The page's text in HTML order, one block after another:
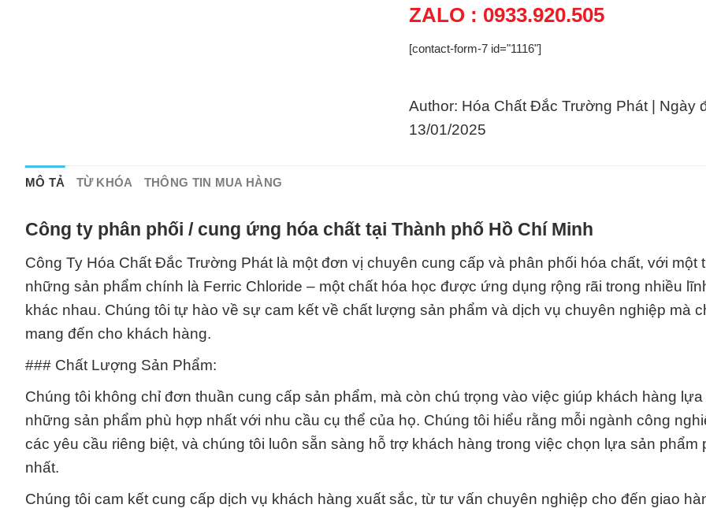
ZALO : 0933.920.505
[contact-form-7 id="1116"]
Author: Hóa Chất Đắc Trường Phát | Ngày
13/01/2025
MÔ TẢ TỪ KHÓA THÔNG TIN MUA HÀNG
Công ty phân phối / cung ứng hóa chất tại Thành phố Hồ Chí Minh
Công Ty Hóa Chất Đắc Trường Phát là một đơn vị chuyên cung cấp và phân phối hóa chất, với một
những sản phẩm chính là Ferric Chloride – một chất hóa học được ứng dụng rộng rãi trong nhiều
khác nhau. Chúng tôi tự hào về sự cam kết về chất lượng sản phẩm và dịch vụ chuyên nghiệp mà
mang đến cho khách hàng.
### Chất Lượng Sản Phẩm:
Chúng tôi không chỉ đơn thuần cung cấp sản phẩm, mà còn chú trọng vào việc giúp khách hàng
những sản phẩm phù hợp nhất với nhu cầu cụ thể của họ. Chúng tôi hiểu rằng mỗi ngành công
các yêu cầu riêng biệt, và chúng tôi luôn sẵn sàng hỗ trợ khách hàng trong việc chọn lựa sản phẩm
nhất.
Chúng tôi cam kết cung cấp dịch vụ khách hàng xuất sắc, từ tư vấn chuyên nghiệp cho đến giao